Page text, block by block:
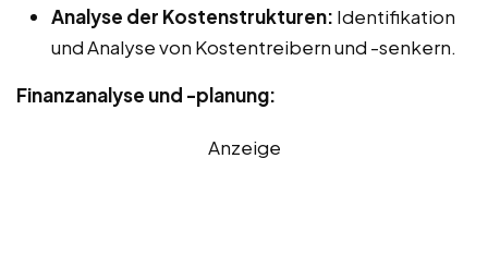
Analyse der Kostenstrukturen: Identifikation
und Analyse von Kostentreibern und -senkern.
Finanzanalyse und -planung:
Anzeige